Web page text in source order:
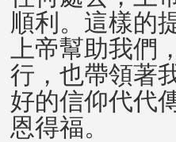
順利。這樣的
上帝幫助我們
行，也帶領著
好的信仰代代
恩得福。